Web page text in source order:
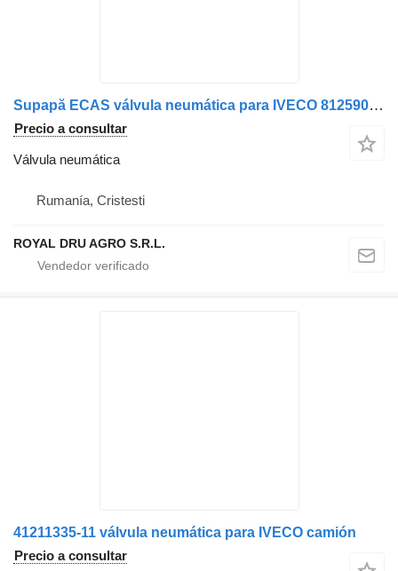
Supapă ECAS válvula neumática para IVECO 81259026240 / 81259026158 / 81259029158 camión
Precio a consultar
Válvula neumática
Rumanía, Cristesti
ROYAL DRU AGRO S.R.L.
41211335-11 válvula neumática para IVECO camión
Precio a consultar